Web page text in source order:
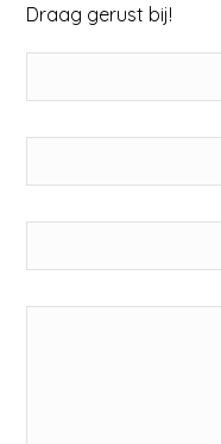
Draag gerust bij!